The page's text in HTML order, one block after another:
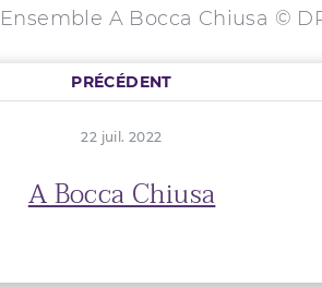
Ensemble A Bocca Chiusa ©
PRÉCÉDENT
22 juil. 2022
A Bocca Chiusa